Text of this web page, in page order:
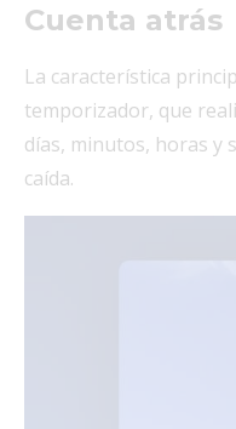
Cuenta atrás
La característica
temporizador, que
días, minutos, horas y
caída.